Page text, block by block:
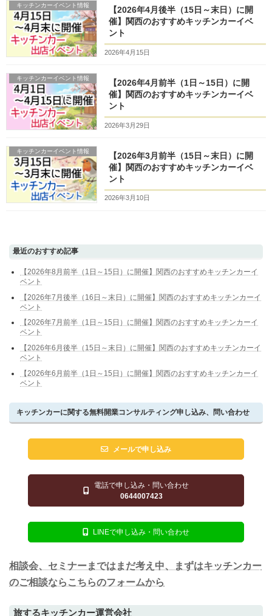
キッチンカーイベント情報
【2026年4月後半（15日～末日）に開
催】関西のおすすめキッチンカーイベ
ント
2026年4月15日
キッチンカーイベント情報
【2026年4月前半（1日～15日）に開
催】関西のおすすめキッチンカーイベ
ント
2026年3月29日
キッチンカーイベント情報
【2026年3月前半（15日～末日）に開
催】関西のおすすめキッチンカーイベ
ント
2026年3月10日
最近のおすすめ記事
【2026年8月前半（1日～15日）に開催】関西のおすすめキッチンカーイ
ベント
【2026年7月後半（16日～末日）に開催】関西のおすすめキッチンカーイ
ベント
【2026年7月前半（1日～15日）に開催】関西のおすすめキッチンカーイ
ベント
【2026年6月後半（15日～末日）に開催】関西のおすすめキッチンカーイ
ベント
【2026年6月前半（1日～15日）に開催】関西のおすすめキッチンカーイ
ベント
キッチンカーに関する無料開業コンサルティング申し込み、問い合わせ
メールで申し込み
電話で申し込み・問い合わせ
0644007423
LINEで申し込み・問い合わせ
相談会、セミナーまではまだ考え中、まずはキッチンカー
のご相談ならこちらのフォームから
旅するキッチンカー運営会社